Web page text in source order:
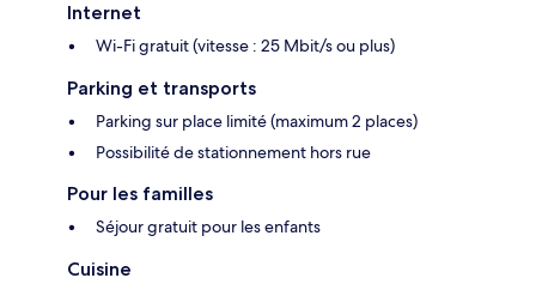
Internet
Wi-Fi gratuit (vitesse : 25 Mbit/s ou plus)
Parking et transports
Parking sur place limité (maximum 2 places)
Possibilité de stationnement hors rue
Pour les familles
Séjour gratuit pour les enfants
Cuisine